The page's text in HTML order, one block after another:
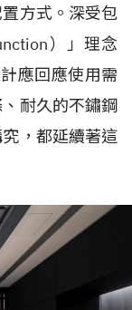
方式。深受包
）」理念
應回應使用需
耐久的不鏽鋼
，都延續著這